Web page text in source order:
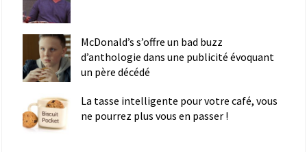
McDonald’s s’offre un bad buzz
d’anthologie dans une publicité évoquant
un père décédé
La tasse intelligente pour votre café, vous
ne pourrez plus vous en passer !